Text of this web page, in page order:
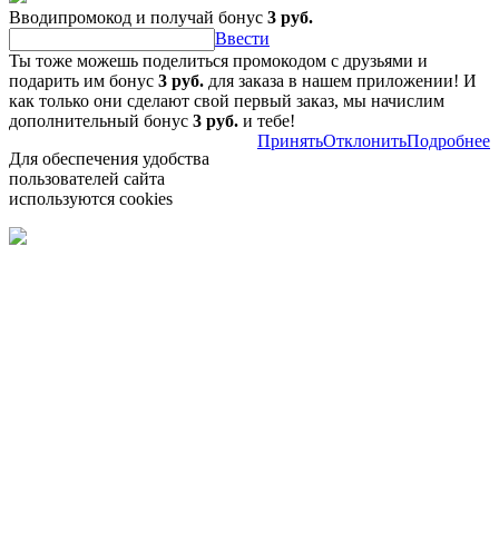
Вводипромокод и получай бонус 3 руб.
Ввести
Ты тоже можешь поделиться промокодом с друзьями и
подарить им бонус 3 руб. для заказа в нашем приложении! И
как только они сделают свой первый заказ, мы начислим
дополнительный бонус 3 руб. и тебе!
Для обеспечения удобства
пользователей сайта
используются cookies
ПринятьОтклонитьПодробнее